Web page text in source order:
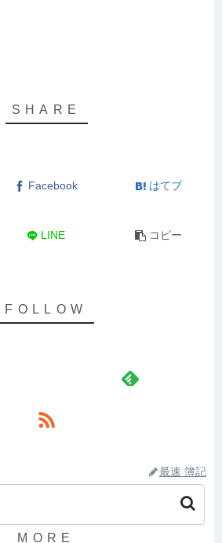
Facebook はてブ
LINE コピー
最速 簿記